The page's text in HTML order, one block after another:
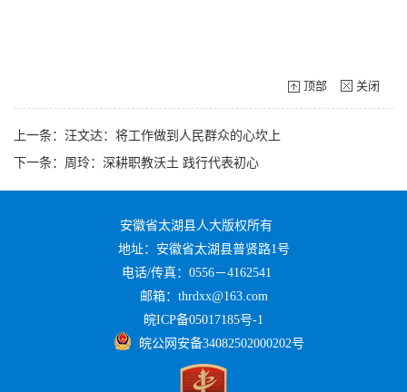
顶部 关闭
上一条：汪文达：将工作做到人民群众的心坎上
下一条：周玲：深耕职教沃土 践行代表初心
安徽省太湖县人大版权所有
地址：安徽省太湖县普贤路1号
电话/传真：0556－4162541
邮箱：thrdxx@163.com
皖ICP备05017185号-1
皖公网安备34082502000202号